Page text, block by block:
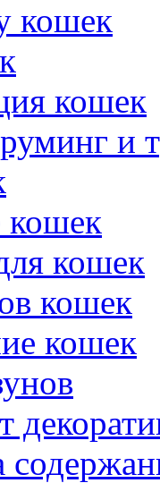
кошек
кошек
и
кошек
кошек
кошек
кошек